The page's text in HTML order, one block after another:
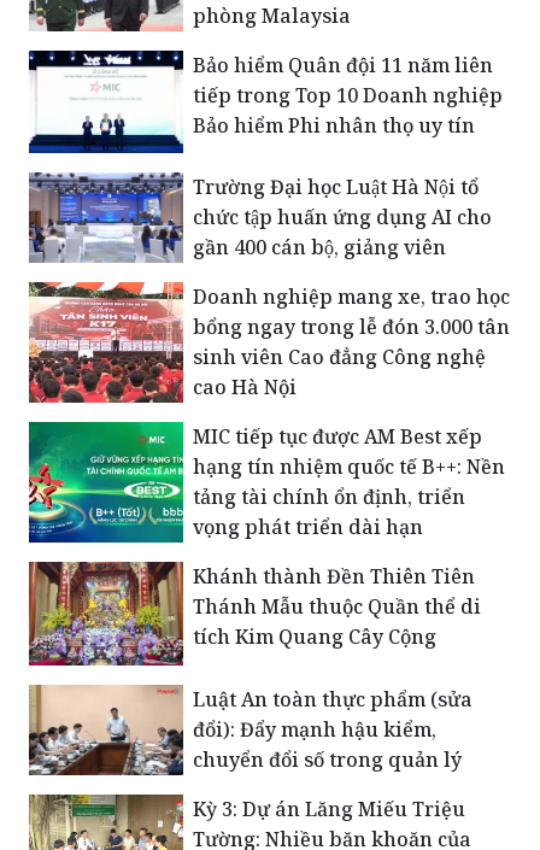
phòng Malaysia
Bảo hiểm Quân đội 11 năm liên
tiếp trong Top 10 Doanh nghiệp
Bảo hiểm Phi nhân thọ uy tín
Trường Đại học Luật Hà Nội tổ
chức tập huấn ứng dụng AI cho
gần 400 cán bộ, giảng viên
Doanh nghiệp mang xe, trao học
bổng ngay trong lễ đón 3.000 tân
sinh viên Cao đẳng Công nghệ
cao Hà Nội
MIC tiếp tục được AM Best xếp
hạng tín nhiệm quốc tế B++: Nền
tảng tài chính ổn định, triển
vọng phát triển dài hạn
Khánh thành Đền Thiên Tiên
Thánh Mẫu thuộc Quần thể di
tích Kim Quang Cây Cộng
Luật An toàn thực phẩm (sửa
đổi): Đẩy mạnh hậu kiểm,
chuyển đổi số trong quản lý
Kỳ 3: Dự án Lăng Miếu Triệu
Tường: Nhiều băn khoăn của